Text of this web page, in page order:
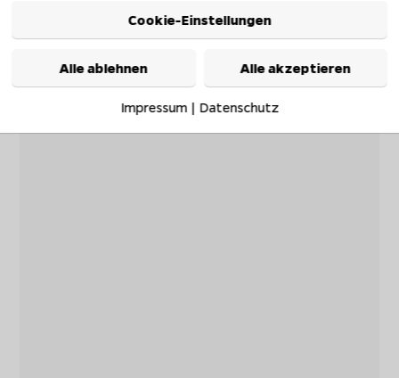
Cookie-Einstellungen
Alle ablehnen Alle akzeptieren
Impressum| Datenschutz